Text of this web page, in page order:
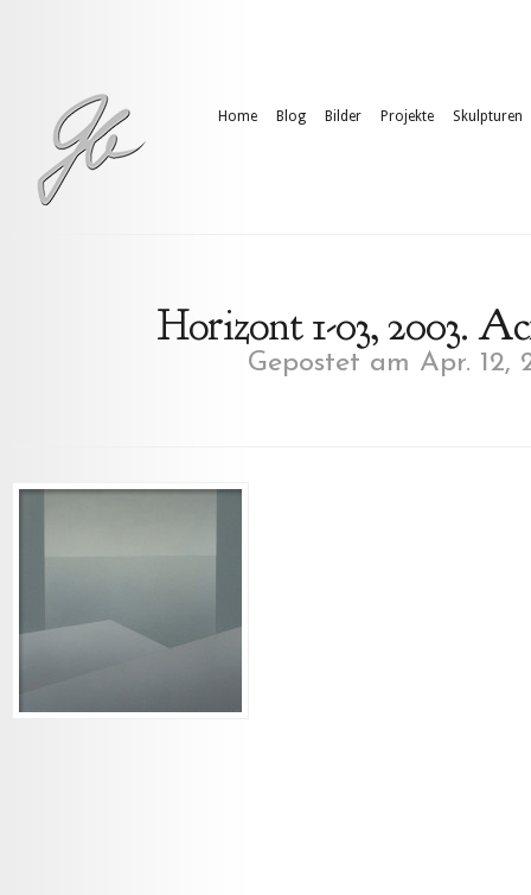
Home Blog Bilder Projekte Skulpturen
Horizont 1-03, 2003.
Gepostet am Apr. 12,